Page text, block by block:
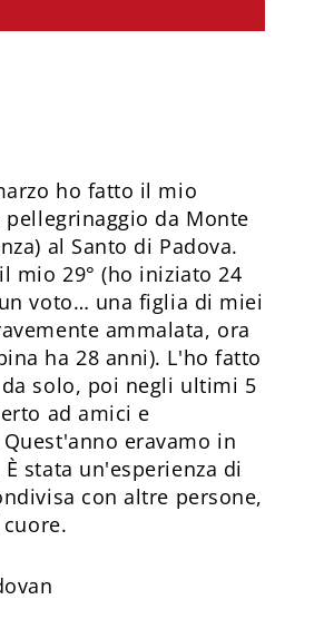
ho fatto il mio
da Monte
al Santo di Padova.
mio 29° (ho iniziato 24
voto… una figlia di miei
ammalata, ora
ha 28 anni). L'ho fatto
solo, poi negli ultimi 5
ad amici e
eravamo in
stata un'esperienza di
con altre persone,